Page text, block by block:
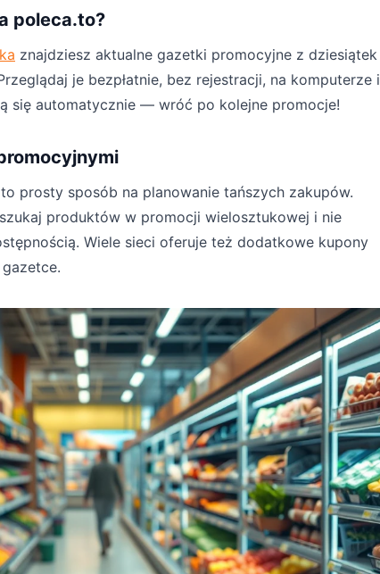
poleca.to?
znajdziesz aktualne gazetki promocyjne z dziesiątek
je bezpłatnie, bez rejestracji, na komputerze i
się automatycznie — wróć po kolejne promocje!
prosty sposób na planowanie tańszych zakupów.
produktów w promocji wielosztukowej i nie
Wiele sieci oferuje też dodatkowe kupony